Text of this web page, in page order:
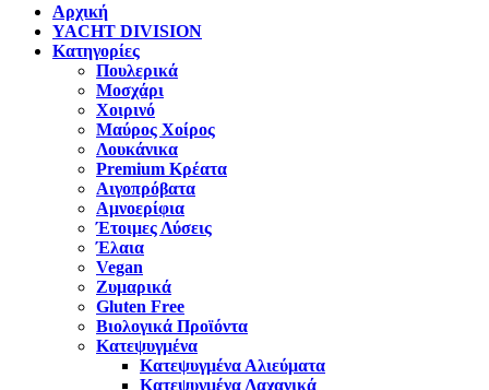
Αρχική
YACHT DIVISION
Κατηγορίες
Πουλερικά
Μοσχάρι
Χοιρινό
Μαύρος Χοίρος
Λουκάνικα
Premium Κρέατα
Αιγοπρόβατα
Αμνοερίφια
Έτοιμες Λύσεις
Έλαια
Vegan
Ζυμαρικά
Gluten Free
Βιολογικά Προϊόντα
Κατεψυγμένα
Κατεψυγμένα Αλιεύματα
Κατεψυγμένα Λαχανικά